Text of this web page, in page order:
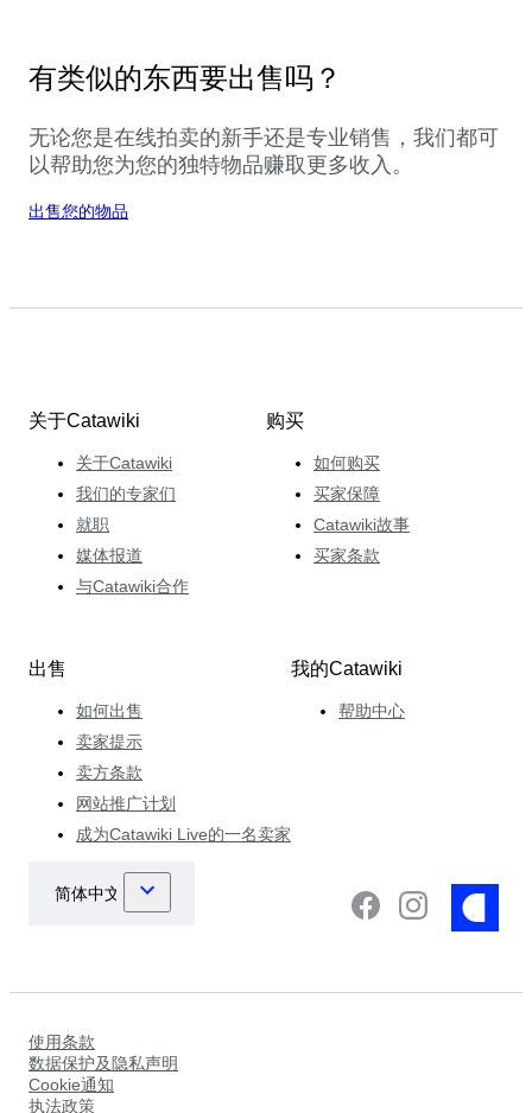
有类似的东西要出售吗？
无论您是在线拍卖的新手还是专业销售，我们都可
以帮助您为您的独特物品赚取更多收入。
出售您的物品
关于Catawiki
关于Catawiki
我们的专家们
就职
媒体报道
与Catawiki合作
购买
如何购买
买家保障
Catawiki故事
买家条款
出售
如何出售
卖家提示
卖方条款
网站推广计划
成为Catawiki Live的一名卖家
我的Catawiki
帮助中心
使用条款
数据保护及隐私声明
Cookie通知
执法政策